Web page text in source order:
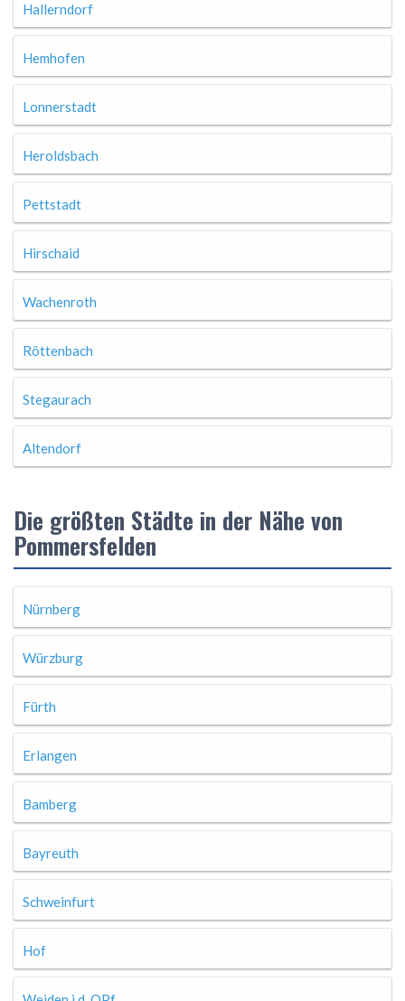
Hallerndorf
Hemhofen
Lonnerstadt
Heroldsbach
Pettstadt
Hirschaid
Wachenroth
Röttenbach
Stegaurach
Altendorf
Die größten Städte in der Nähe von
Pommersfelden
Nürnberg
Würzburg
Fürth
Erlangen
Bamberg
Bayreuth
Schweinfurt
Hof